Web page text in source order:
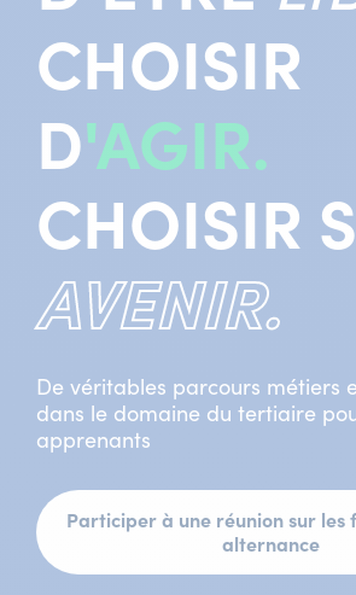
CHOISIR
D'AGIR.
CHOISIR
AVENIR.
De véritables parcours métiers
dans le domaine du tertiaire
apprenants
Participer à une réunion sur les
alternance